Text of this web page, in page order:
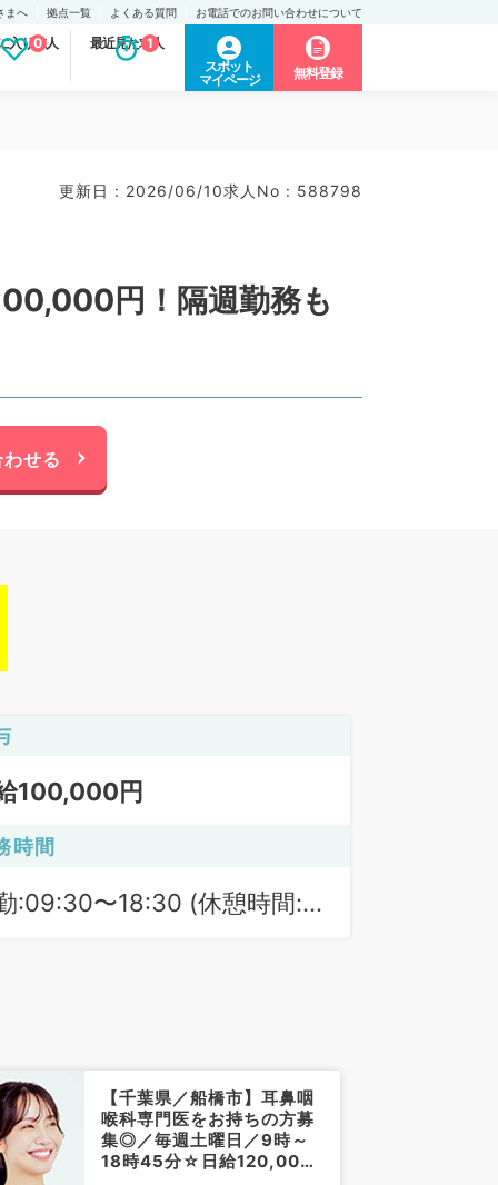
まへ 拠点一覧 よくある質問 お電話でのお問い合わせについて
入り求人
0 最近見た求人
1
スポット
マイページ
無料登録
更新日 : 2026/06/10求人No : 588798
円！隔週勤務も
せる
100,000円
時間
:09:30〜18:30 (休憩時間:
【千葉県／船橋市】耳鼻咽
喉科専門医をお持ちの方募
集◎／毎週土曜日／9時～
18時45分☆日給120,000